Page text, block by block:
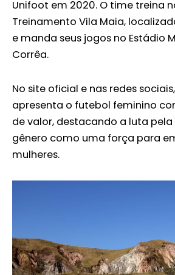
Unifoot em 2020. O time treina
Treinamento Vila Maia,
e manda seus jogos no Estádio
Corrêa.
No site oficial e nas redes
apresenta o futebol feminino
de valor, destacando a luta
gênero como uma força para
mulheres.